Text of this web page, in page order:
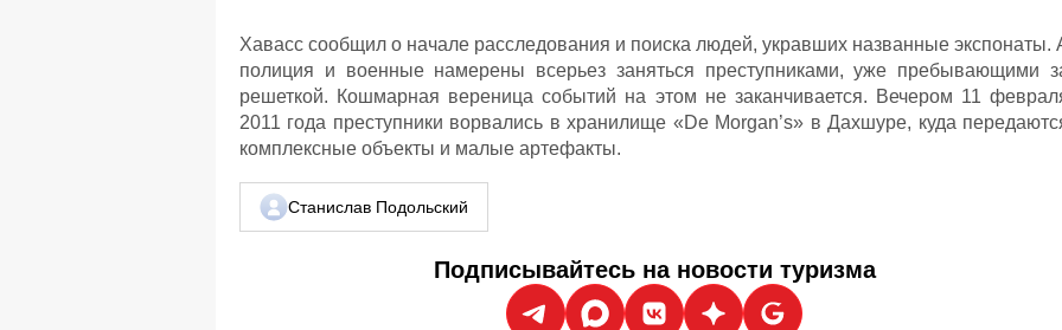
Хавасс сообщил о начале расследования и поиска людей, укравших названные экспонаты.
полиция и военные намерены всерьез заняться преступниками, уже пребывающими
решеткой. Кошмарная вереница событий на этом не заканчивается. Вечером 11
2011 года преступники ворвались в хранилище «De Morgan’s» в Дахшуре, куда
комплексные объекты и малые артефакты.
Станислав Подольский
Подписывайтесь на новости туризма